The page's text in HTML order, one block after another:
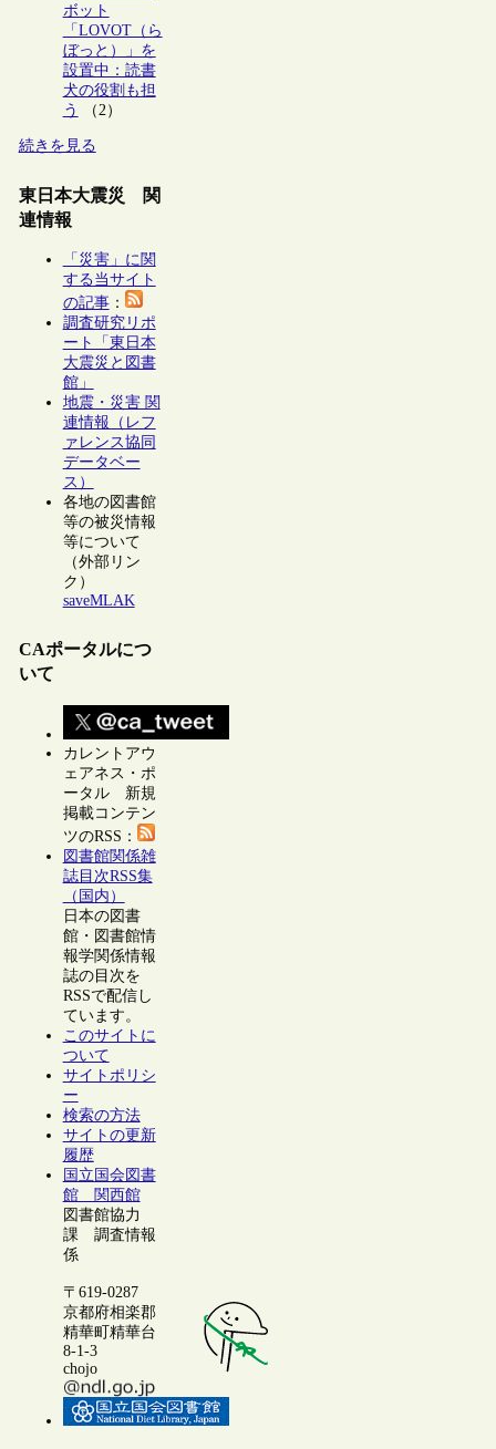
ボット
「LOVOT（ら
ぼっと）」を
設置中：読書
犬の役割も担
う
（2）
続きを見る
東日本大震災 関
連情報
「災害」に関
する当サイト
の記事：
調査研究リポ
ート「東日本
大震災と図書
館」
地震・災害 関
連情報（レフ
ァレンス協同
データベー
ス）
各地の図書館
等の被災情報
等について
（外部リン
ク）
saveMLAK
CAポータルにつ
いて
カレントアウ
ェアネス・ポ
ータル 新規
掲載コンテン
ツのRSS：
図書館関係雑
誌目次RSS集
（国内）
日本の図書
館・図書館情
報学関係情報
誌の目次を
RSSで配信し
ています。
このサイトに
ついて
サイトポリシ
ー
検索の方法
サイトの更新
履歴
国立国会図書
館 関西館
図書館協力
課 調査情報
係
〒619-0287
京都府相楽郡
精華町精華台
8-1-3
chojo